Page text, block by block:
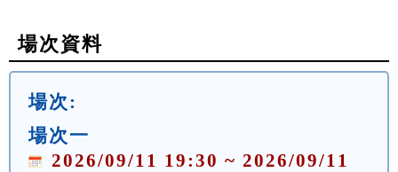
場次資料
場次:
場次一
2026/09/11 19:30 ~ 2026/09/11